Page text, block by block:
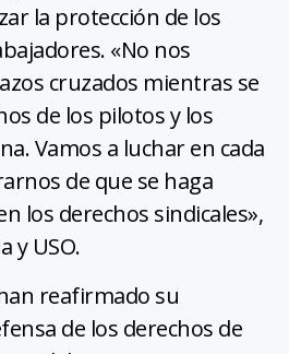
la protección de los
«No nos
cruzados mientras se
de los pilotos y los
Vamos a luchar en cada
de que se haga
los derechos sindicales»,
y USO.
reafirmado su
de los derechos de